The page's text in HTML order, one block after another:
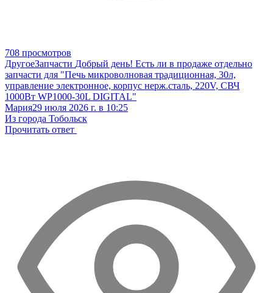
708 просмотров
ДругоеЗапчасти Добрый день! Есть ли в продаже отдельно
запчасти для "Печь микроволновая традиционная, 30л,
управление электронное, корпус нерж.сталь, 220V, СВЧ
1000Вт WP1000-30L DIGITAL"
Мария29 июля 2026 г. в 10:25
Из города Тобольск
Прочитать ответ